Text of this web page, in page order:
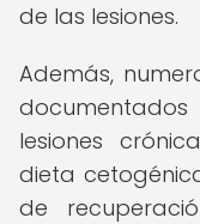
de las lesiones.
Además,
lesiones
dieta
de